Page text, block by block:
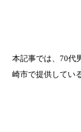
本記事では、70代
崎市で提供してい